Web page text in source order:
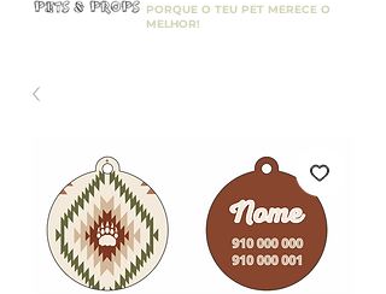
PORQUE O TEU PET MERECE O
MELHOR!